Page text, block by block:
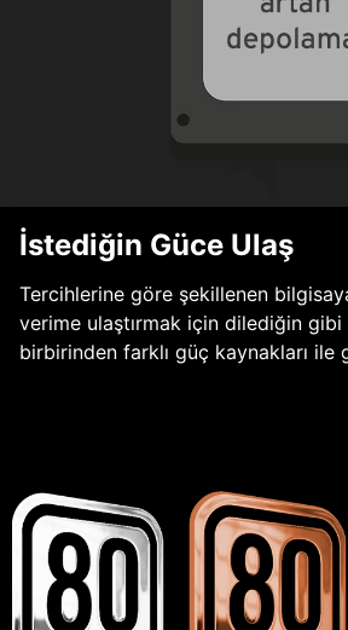
İstediğin Güce Ulaş
Tercihlerine göre şekillenen
verime ulaştırmak için dilediğin
birbirinden farklı güç kaynakları ile